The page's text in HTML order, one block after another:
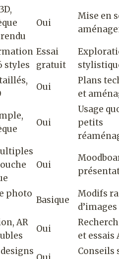
rendu
Oui
Mise en
styles
Essai
gratuit
Oui
Plans
et
Oui
Usage
petits
Oui
photo
Basique
Modifs
d’images
AR
Oui
et essais
Conseils